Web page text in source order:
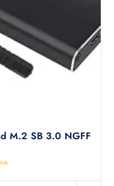
M.2 SB 3.0 NGFF